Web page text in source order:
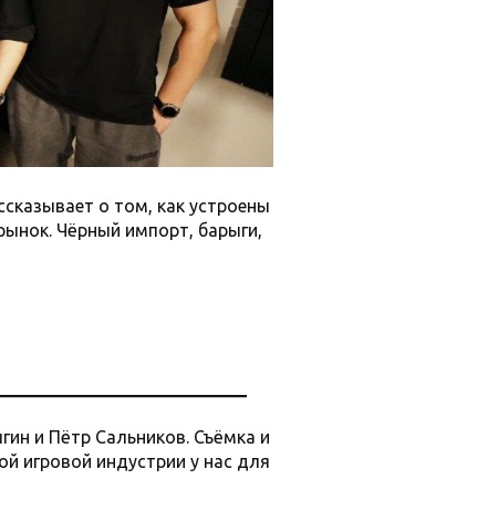
о том, как устроены
Чёрный импорт, барыги,
и Пётр Сальников. Съёмка и
игровой индустрии у нас для